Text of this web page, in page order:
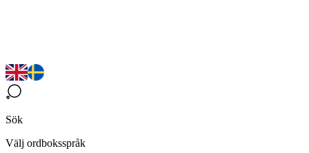
Sök
Välj ordboksspråk